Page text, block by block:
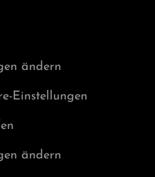
ändern
Einstellungen
ändern